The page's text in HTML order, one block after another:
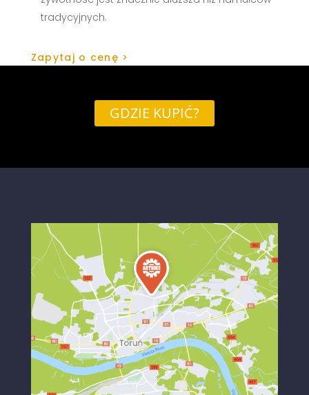
tradycyjnych.
Zapytaj o cenę >
GDZIE KUPIĆ?